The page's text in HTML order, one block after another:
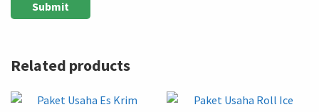
Related products